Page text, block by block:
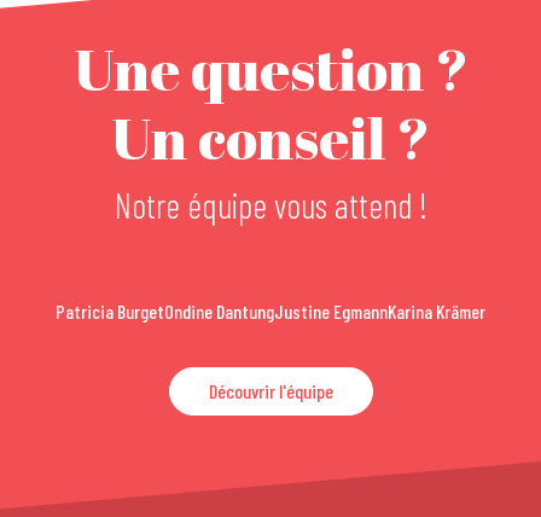
Une question ?
Un conseil ?
Notre équipe vous attend !
Patricia BurgetOndine DantungJustine EgmannKarina Krämer
Découvrir l'équipe